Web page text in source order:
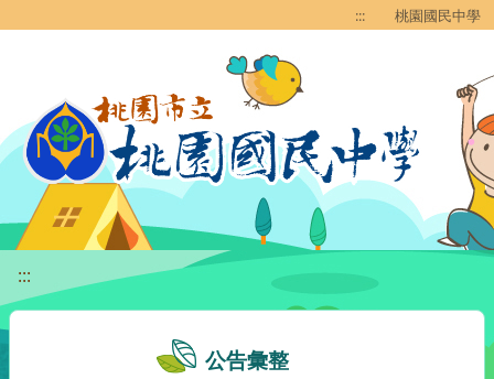
::: 桃園國民中學
:::
公告彙整